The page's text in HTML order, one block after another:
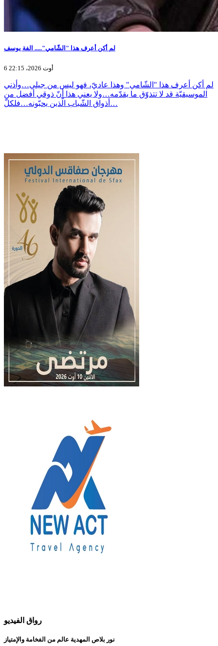
لم أكن أعرف هذا "الشّامي"..... الفة يوسف
6 أوت 2026، 22:15
لم أكن أعرف هذا "الشّامي" وهذا عاديّ، فهو ليس من جيلي…وأذني
الموسيقيّة قد لا تتذوّق ما يقدّمه…ولا يعني هذا أنّ ذوقي أفضل من
أذواق الشّباب الّذين يحبّونه…فلكلّ…
رواق الفيديو
نور بلاص المهدية عالم من الفخامة والإمتياز